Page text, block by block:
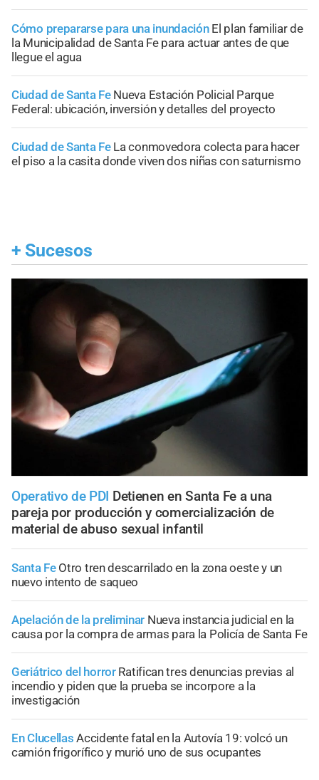
Cómo prepararse para una inundación El plan familiar de
la Municipalidad de Santa Fe para actuar antes de que
llegue el agua
Ciudad de Santa Fe Nueva Estación Policial Parque
Federal: ubicación, inversión y detalles del proyecto
Ciudad de Santa Fe La conmovedora colecta para hacer
el piso a la casita donde viven dos niñas con saturnismo
+ Sucesos
Operativo de PDI Detienen en Santa Fe a una
pareja por producción y comercialización de
material de abuso sexual infantil
Santa Fe Otro tren descarrilado en la zona oeste y un
nuevo intento de saqueo
Apelación de la preliminar Nueva instancia judicial en la
causa por la compra de armas para la Policía de Santa Fe
Geriátrico del horror Ratifican tres denuncias previas al
incendio y piden que la prueba se incorpore a la
investigación
En Clucellas Accidente fatal en la Autovía 19: volcó un
camión frigorífico y murió uno de sus ocupantes